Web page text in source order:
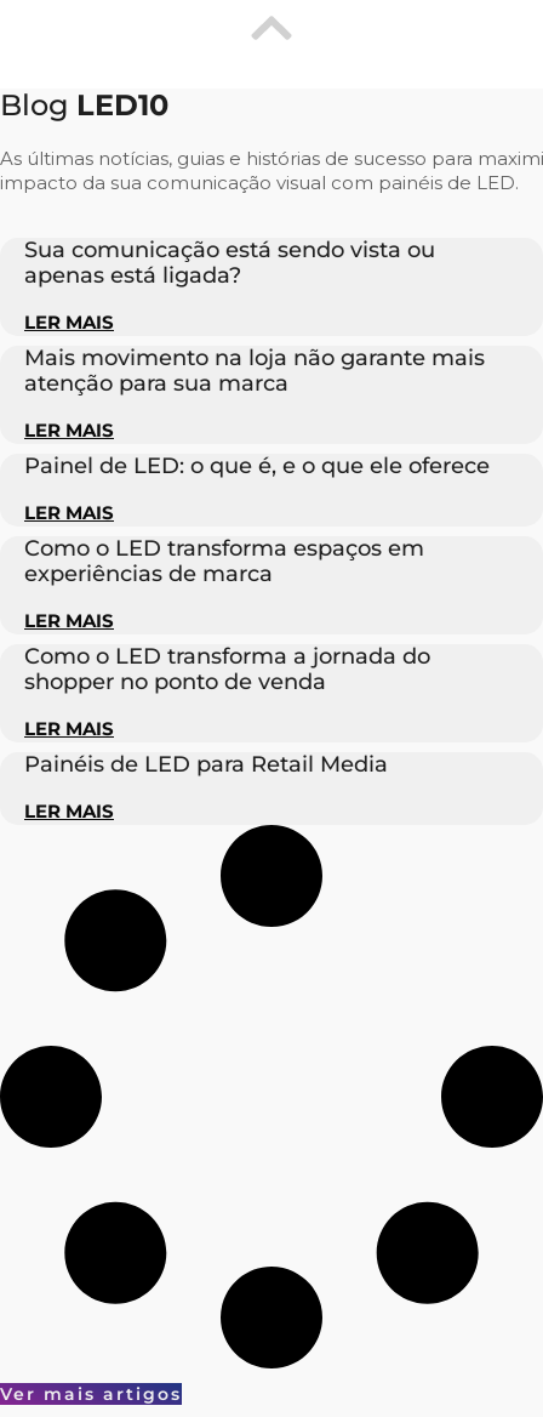
Blog LED10
As últimas notícias, guias e histórias de sucesso para
impacto da sua comunicação visual com painéis de LED.
Sua comunicação está sendo vista ou
apenas está ligada?
LER MAIS
Mais movimento na loja não garante mais
atenção para sua marca
LER MAIS
Painel de LED: o que é, e o que ele oferece
LER MAIS
Como o LED transforma espaços em
experiências de marca
LER MAIS
Como o LED transforma a jornada do
shopper no ponto de venda
LER MAIS
Painéis de LED para Retail Media
LER MAIS
Ver mais artigos